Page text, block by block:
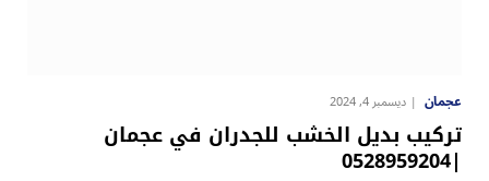
عجمان ديسمبر 4, 2024
تركيب بديل الخشب للجدران في عجمان
|0528959204